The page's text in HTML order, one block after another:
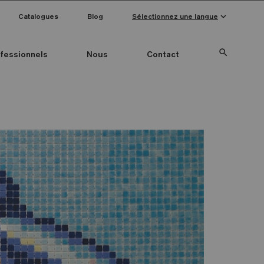
Nous Contact search
Catalogues Blog Sélectionnez une langue keyboard_arrow_down